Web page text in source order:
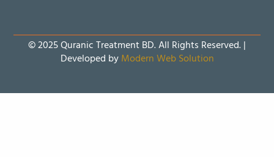
© 2025 Quranic Treatment BD. All Rights Reserved. |
Developed byModern Web Solution